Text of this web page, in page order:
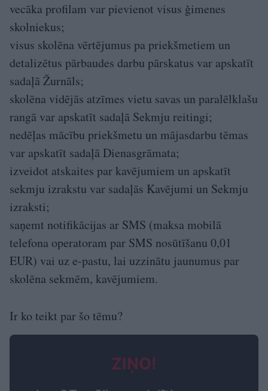
vecāka profilam var pievienot visus ģimenes
skolniekus;
visus skolēna vērtējumus pa priekšmetiem un
detalizētus pārbaudes darbu pārskatus var apskatīt
sadaļā Žurnāls;
skolēna vidējās atzīmes vietu savas un paralēlklašu
rangā var apskatīt sadaļā Sekmju reitingi;
nedēļas mācību priekšmetu un mājasdarbu tēmas
var apskatīt sadaļā Dienasgrāmata;
izveidot atskaites par kavējumiem un apskatīt
sekmju izrakstu var sadaļās Kavējumi un Sekmju
izraksti;
saņemt notifikācijas ar SMS (maksa mobilā
telefona operatoram par SMS nosūtīšanu 0,01
EUR) vai uz e-pastu, lai uzzinātu jaunumus par
skolēna sekmēm, kavējumiem.
Ir ko teikt par šo tēmu?
ZIŅO!